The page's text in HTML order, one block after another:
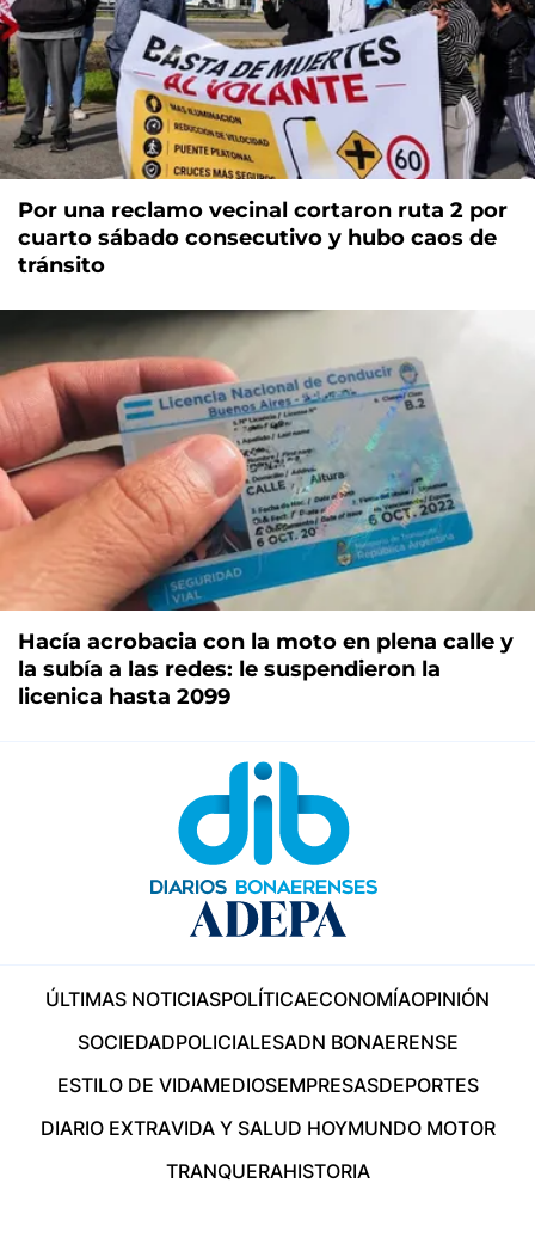
Por una reclamo vecinal cortaron ruta 2 por
cuarto sábado consecutivo y hubo caos de
tránsito
Hacía acrobacia con la moto en plena calle y
la subía a las redes: le suspendieron la
licenica hasta 2099
ÚLTIMAS NOTICIASPOLÍTICAECONOMÍAOPINIÓN
SOCIEDADPOLICIALESADN BONAERENSE
ESTILO DE VIDAMEDIOSEMPRESASDEPORTES
DIARIO EXTRAVIDA Y SALUD HOYMUNDO MOTOR
TRANQUERAHISTORIA